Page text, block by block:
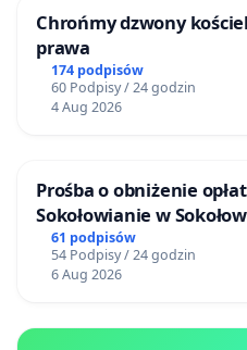
Chrońmy dzwony
prawa
174 podpisów
60 Podpisy / 24 godzin
4 Aug 2026
Prośba o obniżenie
Sokołowianie w
61 podpisów
54 Podpisy / 24 godzin
6 Aug 2026